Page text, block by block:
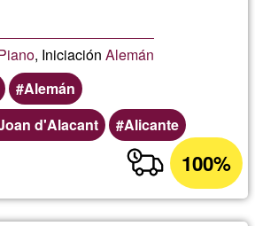
, IniciaciónAlemán
Alemán
d'Alacant Alicante
100%